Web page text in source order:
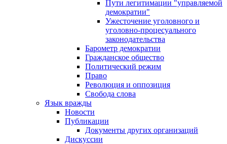
Пути легитимации "управляемой
демократии"
Ужесточение уголовного и
уголовно-процесуального
законодательства
Барометр демократии
Гражданское общество
Политический режим
Право
Революция и оппозиция
Свобода слова
Язык вражды
Новости
Публикации
Документы других организаций
Дискуссии